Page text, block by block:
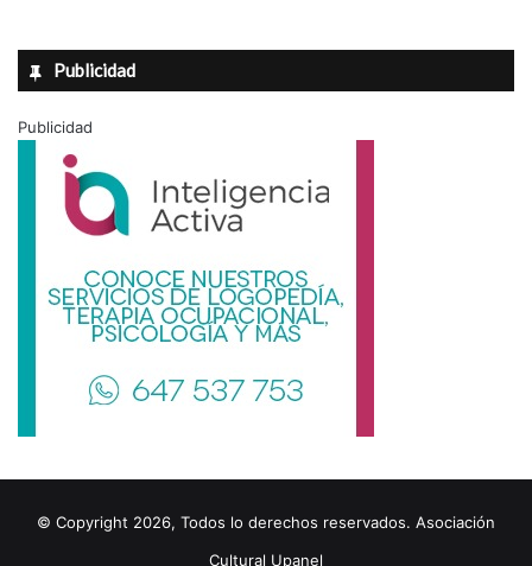
Publicidad
Publicidad
© Copyright 2026, Todos lo derechos reservados. Asociación
Cultural Upanel